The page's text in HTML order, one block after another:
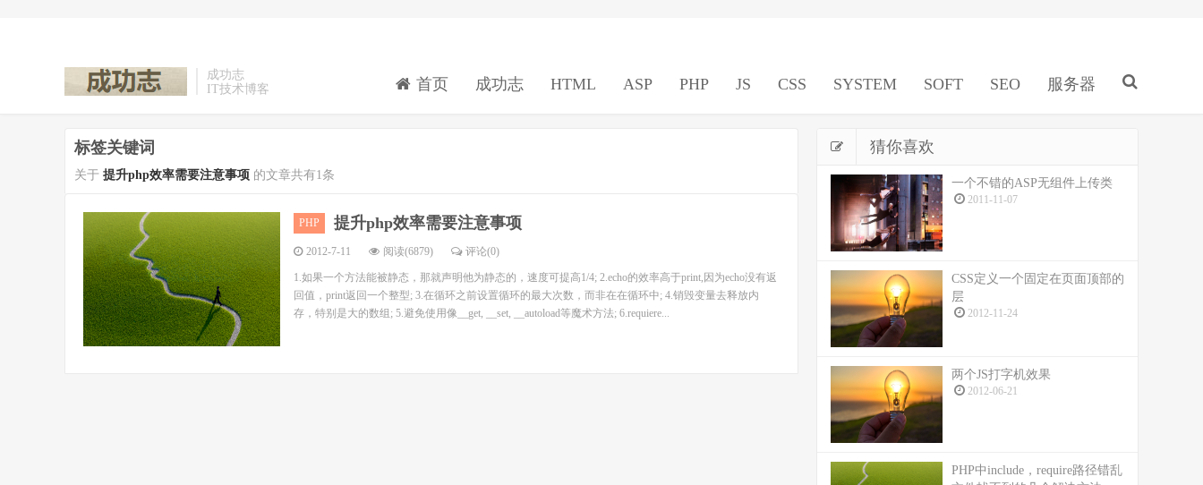
成功志
IT技术博客
首页 成功志 HTML ASP PHP JS CSS SYSTEM SOFT SEO 服务器
标签关键词
关于 提升php效率需要注意事项 的文章共有1条
PHP 提升php效率需要注意事项
2012-7-11 阅读(6879) 评论(0)
1.如果一个方法能被静态，那就声明他为静态的，速度可提高1/4; 2.echo的效率高于print,因为echo没有返
回值，print返回一个整型; 3.在循环之前设置循环的最大次数，而非在在循环中; 4.销毁变量去释放内
存，特别是大的数组; 5.避免使用像__get, __set, __autoload等魔术方法; 6.requiere...
猜你喜欢
一个不错的ASP无组件上传类
2011-11-07
CSS定义一个固定在页面顶部的
层
2012-11-24
两个JS打字机效果
2012-06-21
PHP中include，require路径错乱